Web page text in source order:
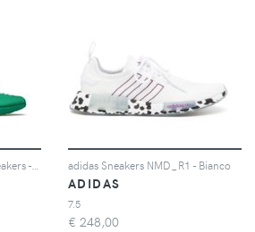
adidas Sneakers NMD_R1 - Bianco
ADIDAS
7.5
€ 248,00